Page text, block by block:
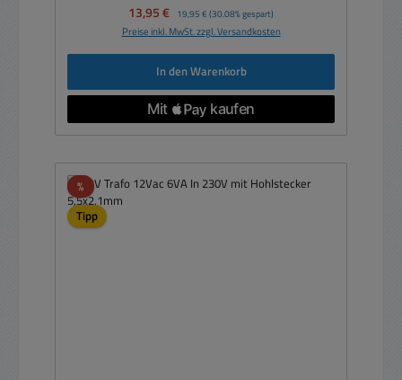
Verkaufspreis:
13,95 € Regulärer Preis:
19,95 € (30.08% gespart)
Preise inkl. MwSt. zzgl. Versandkosten
In den Warenkorb
%Rabatt
Tipp